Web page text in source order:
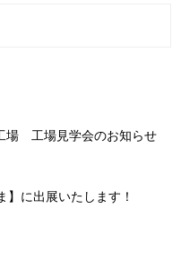
場 工場見学会のお知らせ
】に出展いたします！